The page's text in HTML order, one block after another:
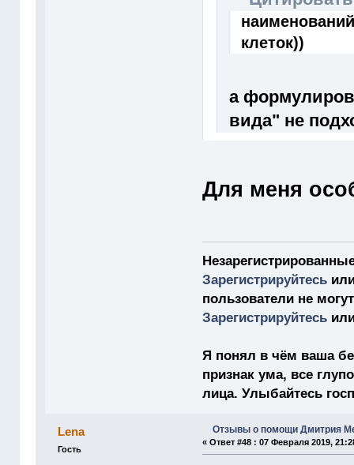
клеток))
а
вида" не
Для меня
Зарегистрируйтесь
пользователи не
Зарегистрируйтесь
Я понял в чём ваша
признак ума, все
лица. Улыбайтесь
Lena
Гость
Отзывы о помощи Дмитрия
«Ответ #48 : 07 Февраля 2019,